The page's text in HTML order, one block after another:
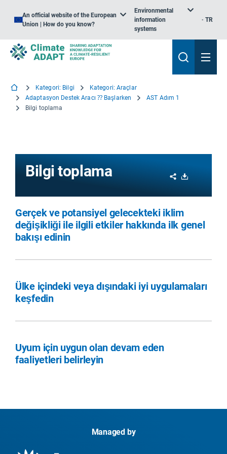
An official website of the European
Union | How do you know?
Environmental
information
systems
TR
Kategori: Bilgi
Kategori: Araçlar
Adaptasyon Destek Aracı ⁇ Başlarken
AST Adım 1
Bilgi toplama
Bilgi toplama Share
Gerçek ve potansiyel gelecekteki iklim
değişikliği ile ilgili etkiler hakkında ilk genel
bakışı edinin
Ülke içindeki veya dışındaki iyi uygulamaları
keşfedin
Uyum için uygun olan devam eden
faaliyetleri belirleyin
Managed by